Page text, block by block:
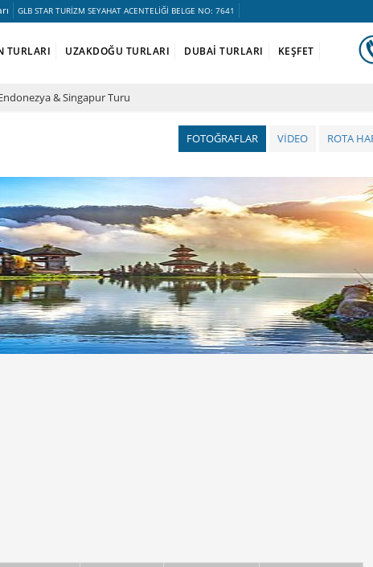
GLB STAR TURİZM SEYAHAT ACENTELİĞİ BELGE NO: 7641
TURLARI UZAKDOĞU TURLARI DUBAİ TURLARI KEŞFET
& Singapur Turu
ROTA
VİDEO
FOTOĞRAFLAR